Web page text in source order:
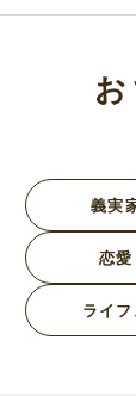
義実
恋
ライ